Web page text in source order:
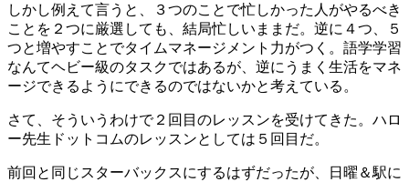
しかし例えて言うと、３つのことで忙しかった人がやるべき
ことを２つに厳選しても、結局忙しいままだ。逆に４つ、５
つと増やすことでタイムマネージメント力がつく。語学学習
なんてヘビー級のタスクではあるが、逆にうまく生活をマネ
ージできるようにできるのではないかと考えている。
さて、そういうわけで２回目のレッスンを受けてきた。ハロ
ー先生ドットコムのレッスンとしては５回目だ。
前回と同じスターバックスにするはずだったが、日曜＆駅に